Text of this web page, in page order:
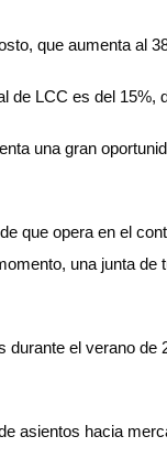
que aumenta al
LCC es del 15%,
una gran
que opera en el
una junta
el verano
asientos hacia